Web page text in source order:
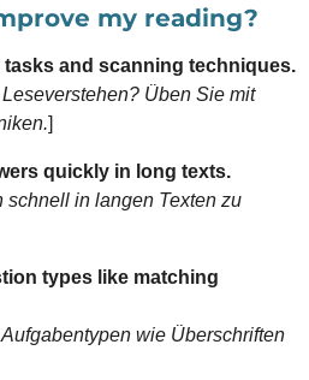
my reading?
and scanning techniques.
Üben Sie mit
]
quickly in long texts.
schnell in langen Texten zu
types like matching
wie Überschriften